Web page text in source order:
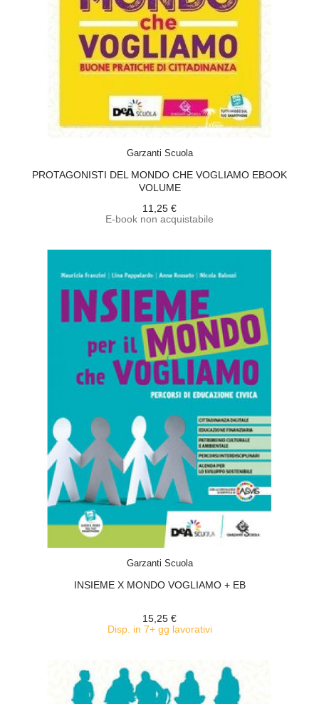
Garzanti Scuola
PROTAGONISTI DEL MONDO CHE VOGLIAMO EBOOK
VOLUME
11,25 €
E-book non acquistabile
Garzanti Scuola
INSIEME X MONDO VOGLIAMO + EB
15,25 €
Disp. in 7+ gg lavorativi